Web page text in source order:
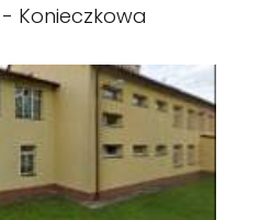
Konieczkowa